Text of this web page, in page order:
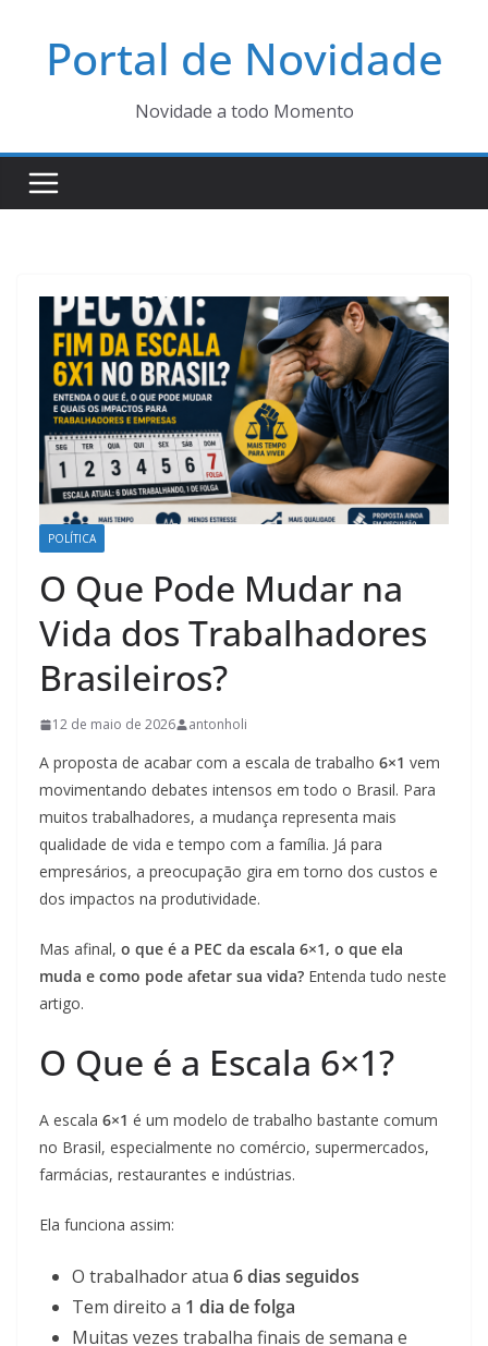
Portal de Novidade
Novidade a todo Momento
POLÍTICA
O Que Pode Mudar na
Vida dos Trabalhadores
Brasileiros?
12 de maio de 2026 antonholi
A proposta de acabar com a escala de trabalho 6×1 vem
movimentando debates intensos em todo o Brasil. Para
muitos trabalhadores, a mudança representa mais
qualidade de vida e tempo com a família. Já para
empresários, a preocupação gira em torno dos custos e
dos impactos na produtividade.
Mas afinal, o que é a PEC da escala 6×1, o que ela
muda e como pode afetar sua vida? Entenda tudo neste
artigo.
O Que é a Escala 6×1?
A escala 6×1 é um modelo de trabalho bastante comum
no Brasil, especialmente no comércio, supermercados,
farmácias, restaurantes e indústrias.
Ela funciona assim:
O trabalhador atua 6 dias seguidos
Tem direito a 1 dia de folga
Muitas vezes trabalha finais de semana e